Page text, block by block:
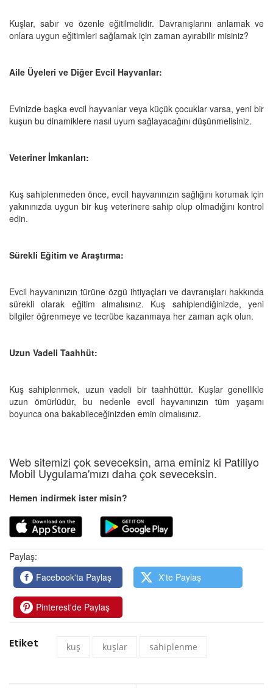
Kuşlar, sabır ve özenle eğitilmelidir. Davranışlarını anlamak ve
onlara uygun eğitimleri sağlamak için zaman ayırabilir misiniz?
Aile Üyeleri ve Diğer Evcil Hayvanlar:
Evinizde başka evcil hayvanlar veya küçük çocuklar varsa, yeni bir
kuşun bu dinamiklere nasıl uyum sağlayacağını düşünmelisiniz.
Veteriner İmkanları:
Kuş sahiplenmeden önce, evcil hayvanınızın sağlığını korumak için
yakınınızda uygun bir kuş veterinere sahip olup olmadığını kontrol
edin.
Sürekli Eğitim ve Araştırma:
Evcil hayvanınızın türüne özgü ihtiyaçları ve davranışları hakkında
sürekli olarak eğitim almalısınız. Kuş sahiplendiğinizde, yeni
bilgiler öğrenmeye ve tecrübe kazanmaya her zaman açık olun.
Uzun Vadeli Taahhüt:
Kuş sahiplenmek, uzun vadeli bir taahhüttür. Kuşlar genellikle
uzun ömürlüdür, bu nedenle evcil hayvanınızın tüm yaşamı
boyunca ona bakabileceğinizden emin olmalısınız.
Web sitemizi çok seveceksin, ama eminiz ki Patiliyo
Mobil Uygulama'mızı daha çok seveceksin.
Hemen indirmek ister misin?
Paylaş:
Facebook'ta Paylaş
X'te Paylaş
Pinterest'de Paylaş
Etiket kuş kuşlar sahiplenme